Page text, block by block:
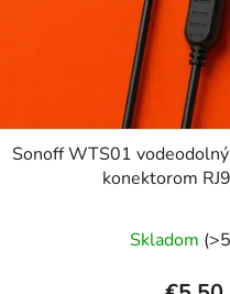
Sonoff WTS01
konektorom
Skladom